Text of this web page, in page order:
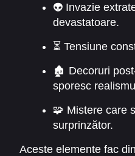
👽 Invazie
devastatoare.
⏳ Tensiune
🏚️ Decoruri
sporesc
🧩 Mistere care
surprinzător.
Aceste elemente fac din